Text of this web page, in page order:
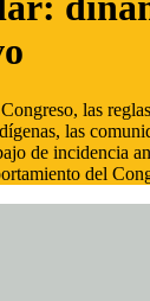
las
las
de incidencia
del